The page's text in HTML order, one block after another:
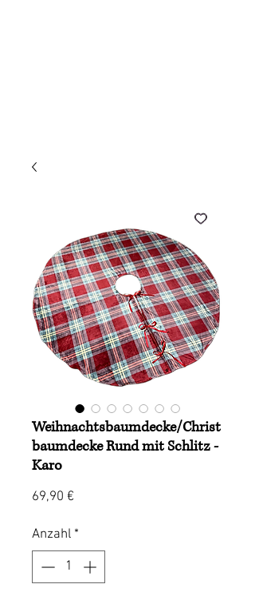
Weihnachtsbaumdecke/Christ
baumdecke Rund mit Schlitz -
Karo
69,90 €
Anzahl *